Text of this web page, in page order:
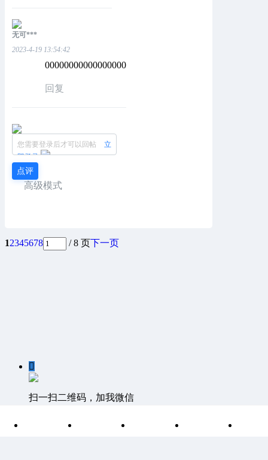
无可***
2023-4-19 13:54:42
00000000000000000
回复
您需要登录后才可以回帖
立
即登录
点评
高级模式
12345678 / 8 页下一页

扫一扫二维码，加我微信